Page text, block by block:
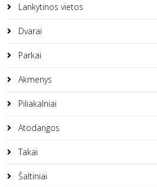
Lankytinos vietos
Dvarai
Parkai
Akmenys
Piliakalniai
Atodangos
Takai
Šaltiniai